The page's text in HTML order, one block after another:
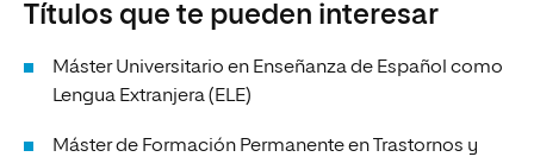
Títulos que te pueden interesar
Máster Universitario en Enseñanza de Español como
Lengua Extranjera (ELE)
Máster de Formación Permanente en Trastornos y